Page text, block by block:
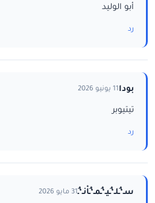
أبو الوليد
رد
بودا11 يونيو 2026
تيتيوبر
رد
سـ‘ـُلـ‘ـُيـ‘ـُمـ‘ـُاْنـ‘ـُ31 مايو 2026